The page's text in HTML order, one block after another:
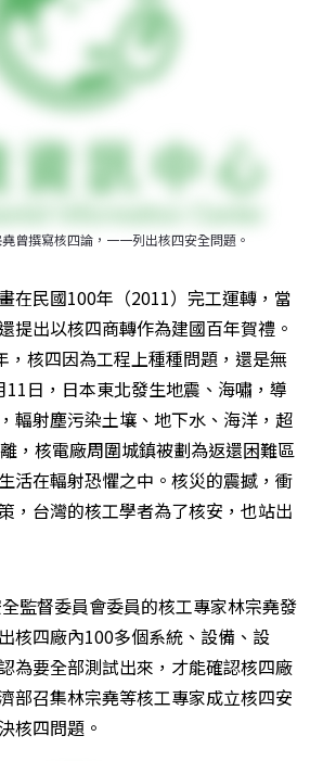
曾撰寫核四論，一一列出核四安全問題。
在民國100年（2011）完工運轉，當
提出以核四商轉作為建國百年賀禮。
，核四因為工程上種種問題，還是無
11日，日本東北發生地震、海嘯，導
輻射塵污染土壤、地下水、海洋，超
，核電廠周圍城鎮被劃為返還困難區
活在輻射恐懼之中。核災的震撼，衝
，台灣的核工學者為了核安，也站出
監督委員會委員的核工專家林宗堯發
核四廠內100多個系統、設備、設
為要全部測試出來，才能確認核四廠
部召集林宗堯等核工專家成立核四安
核四問題。